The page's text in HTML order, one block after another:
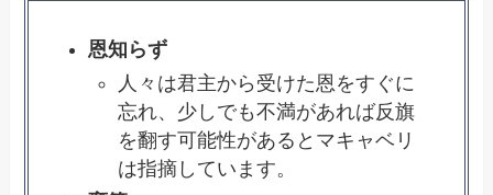
恩知らず
人々は君主から受けた恩をすぐに
忘れ、少しでも不満があれば反旗
を翻す可能性があるとマキャベリ
は指摘しています。